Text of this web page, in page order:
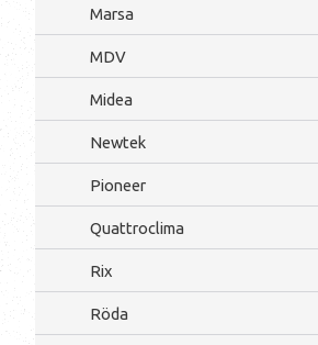
Marsa
MDV
Midea
Newtek
Pioneer
Quattroclima
Rix
Röda